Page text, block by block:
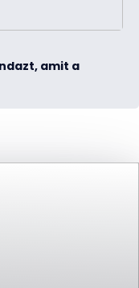
amit a